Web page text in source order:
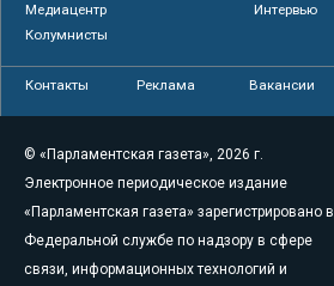
Медиацентр
Интервью
Колумнисты
Контакты Реклама Вакансии
© «Парламентская газета», 2026 г.
Электронное периодическое издание
«Парламентская газета» зарегистрировано в
Федеральной службе по надзору в сфере
связи, информационных технологий и